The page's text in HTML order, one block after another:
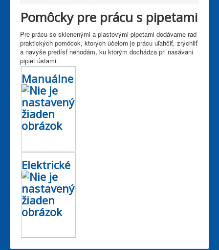
Pomôcky pre prácu s pipetami
Pre prácu so sklenenými a plastovými pipetami dodávame rad
praktických pomôcok, ktorých účelom je prácu uľahčiť, zrýchliť
a navyše predísť nehodám, ku ktorým dochádza pri nasávaní
pipiet ústami.
Manuálne
Elektrické